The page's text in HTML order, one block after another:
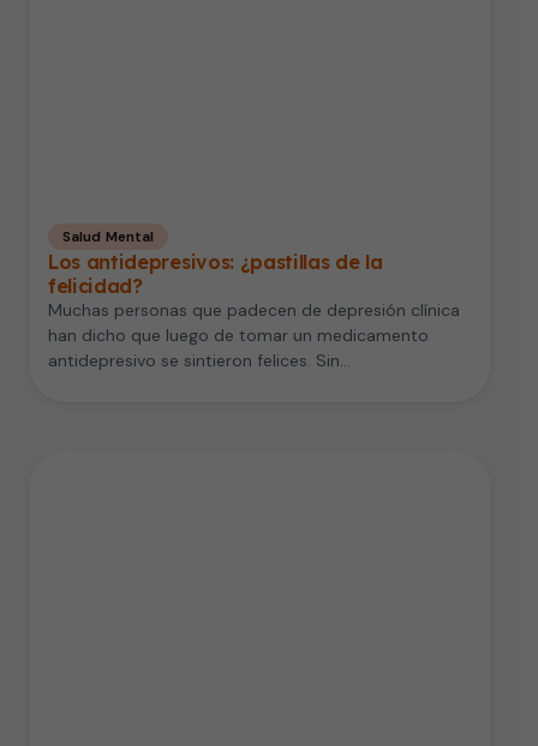
Salud Mental
Los antidepresivos: ¿pastillas de la
felicidad?
Muchas personas que padecen de depresión clínica
han dicho que luego de tomar un medicamento
antidepresivo se sintieron felices. Sin…